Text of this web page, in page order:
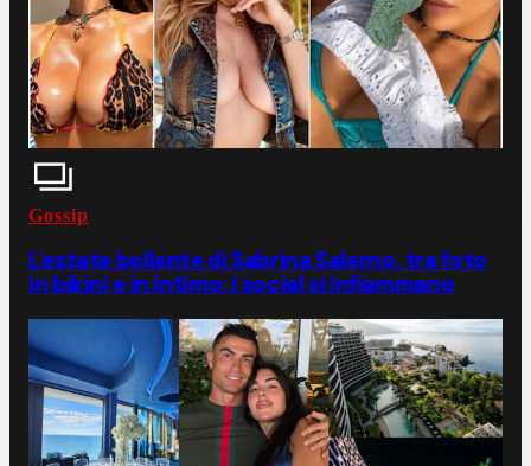
Gossip
L'estate bollente di Sabrina Salerno, tra foto
in bikini e in intimo: i social si infiammano